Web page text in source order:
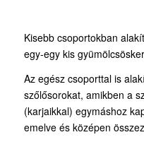
Kisebb csoportokban
egy-egy kis
Az egész csoporttal is
szőlősorokat, amikben a
(karjaikkal) egymáshoz
emelve és középen